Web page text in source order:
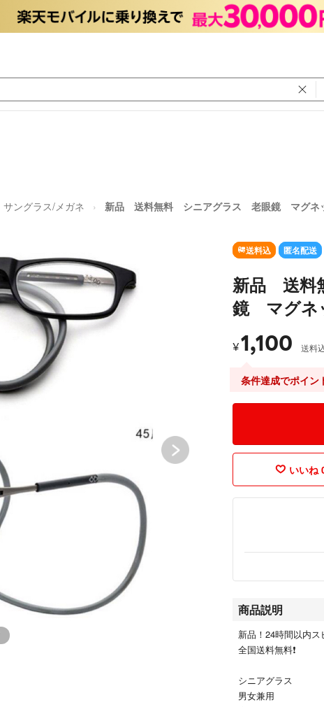
サングラス/メガネ 新品 送料無料 シニアグラス 老眼鏡 マグネ
送料込 匿名配送
新品 送料
鏡 マグネ
¥1,100 送料
条件達成でポイン
いいね
商品説明
新品！24時間以内ス
全国送料無料❗️
シニアグラス
男女兼用